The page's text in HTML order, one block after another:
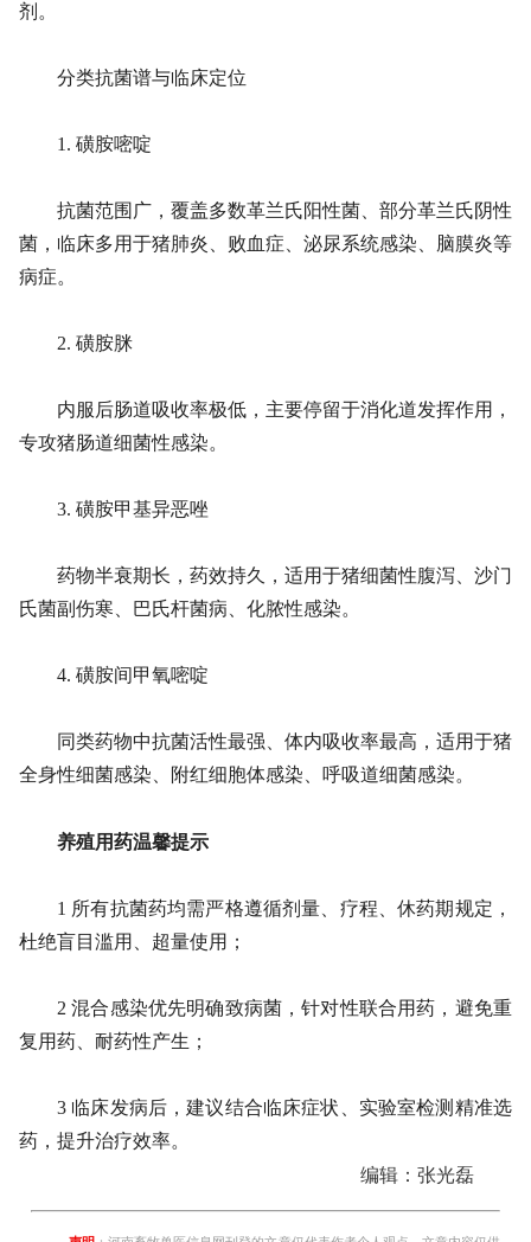
剂。
分类抗菌谱与临床定位
1. 磺胺嘧啶
抗菌范围广，覆盖多数革兰氏阳性菌、部分革兰氏阴性
菌，临床多用于猪肺炎、败血症、泌尿系统感染、脑膜炎等
病症。
2. 磺胺脒
内服后肠道吸收率极低，主要停留于消化道发挥作用，
专攻猪肠道细菌性感染。
3. 磺胺甲基异恶唑
药物半衰期长，药效持久，适用于猪细菌性腹泻、沙门
氏菌副伤寒、巴氏杆菌病、化脓性感染。
4. 磺胺间甲氧嘧啶
同类药物中抗菌活性最强、体内吸收率最高，适用于猪
全身性细菌感染、附红细胞体感染、呼吸道细菌感染。
养殖用药温馨提示
1 所有抗菌药均需严格遵循剂量、疗程、休药期规定，
杜绝盲目滥用、超量使用；
2 混合感染优先明确致病菌，针对性联合用药，避免重
复用药、耐药性产生；
3 临床发病后，建议结合临床症状、实验室检测精准选
药，提升治疗效率。
编辑：张光磊